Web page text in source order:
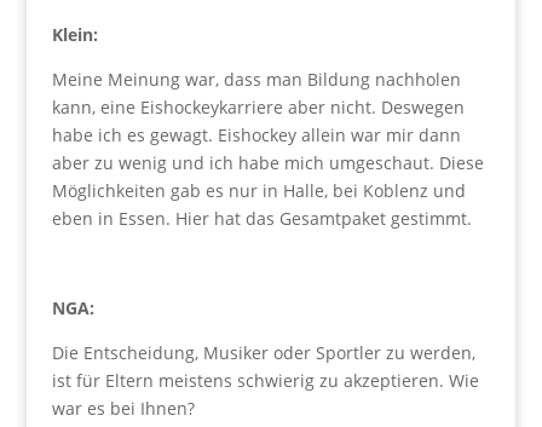
Klein:
Meine Meinung war, dass man Bildung nachholen
kann, eine Eishockeykarriere aber nicht. Deswegen
habe ich es gewagt. Eishockey allein war mir dann
aber zu wenig und ich habe mich umgeschaut. Diese
Möglichkeiten gab es nur in Halle, bei Koblenz und
eben in Essen. Hier hat das Gesamtpaket gestimmt.
NGA:
Die Entscheidung, Musiker oder Sportler zu werden,
ist für Eltern meistens schwierig zu akzeptieren. Wie
war es bei Ihnen?